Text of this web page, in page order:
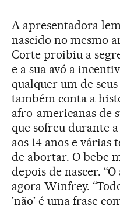
A apresentadora
nascido no mesmo
Corte proibiu a
e a sua avó a
qualquer um de seus
também conta a
afro-americanas de
que sofreu durante
aos 14 anos e várias
de abortar. O bebe
depois de nascer.
agora Winfrey.
'não' é uma frase